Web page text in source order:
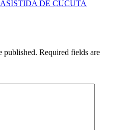
DE CÚCUTA
published. Required fields are